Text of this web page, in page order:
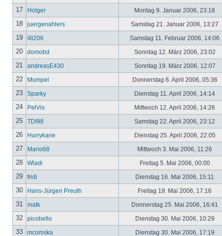
17 Holger Montag 9. Januar 2006, 23:18
18 juergenahlers Samstag 21. Januar 2006, 13:27
19 illi206 Samstag 11. Februar 2006, 14:06
20 domobd Sonntag 12. März 2006, 23:02
21 andreasE430 Sonntag 19. März 2006, 12:07
22 Mumpel Donnerstag 6. April 2006, 05:36
23 Sparky Dienstag 11. April 2006, 14:14
24 PelVis Mittwoch 12. April 2006, 14:26
25 TDI98 Samstag 22. April 2006, 23:12
26 Hurrykane Dienstag 25. April 2006, 22:05
27 Mario68 Mittwoch 3. Mai 2006, 11:26
28 Wladi Freitag 5. Mai 2006, 00:00
29 fridi Dienstag 16. Mai 2006, 15:11
30 Hans-Jürgen Preuth Freitag 19. Mai 2006, 17:16
31 matk Donnerstag 25. Mai 2006, 16:41
32 picobello Dienstag 30. Mai 2006, 10:29
33 mcomska Dienstag 30. Mai 2006, 17:19